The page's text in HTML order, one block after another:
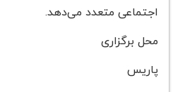
اجتماعی متعدد می‌دهد.
محل برگزاری
پاریس